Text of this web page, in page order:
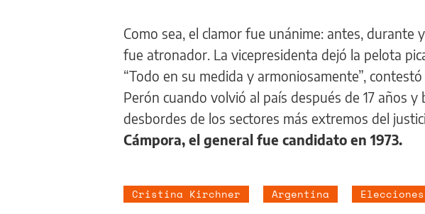
Como sea, el clamor fue unánime: antes, durante
fue atronador. La vicepresidenta dejó la pelota
“Todo en su medida y armoniosamente”,
Perón cuando volvió al país después de 17 años
desbordes de los sectores más extremos del
Cámpora, el general fue candidato en 1973.
Cristina Kirchner Argentina Elecciones